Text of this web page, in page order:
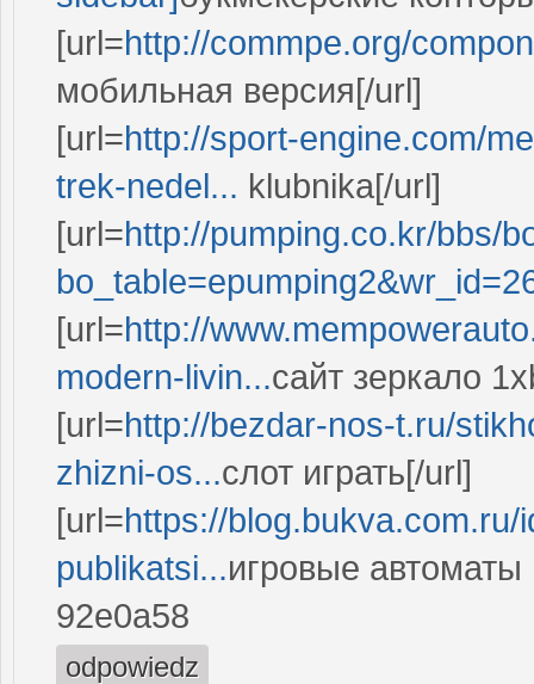
[url=http://commpe.org/
мобильная версия[/url]
[url=http://sport-engine.com/
trek-nedel... klubnika[/url]
[url=http://pumping.co.kr/bbs/
[url=http://
modern-livin...сайт зеркало
[url=http://bezdar-nos-t.ru/
zhizni-os...слот играть[/url]
[url=https://
publikatsi...игровые
92e0a58
odpowiedz